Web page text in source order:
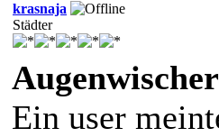
krasnaja
Städter
Ein user